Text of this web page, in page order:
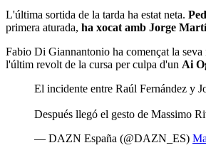
L'última sortida de la tarda ha estat neta.
primera aturada, ha xocat amb Jorge
Fabio Di Giannantonio ha començat la
l'últim revolt de la cursa per culpa d'un Ai
El incidente entre Raúl Fernández y
Después llegó el gesto de Massimo
— DAZN España (@DAZN_ES)